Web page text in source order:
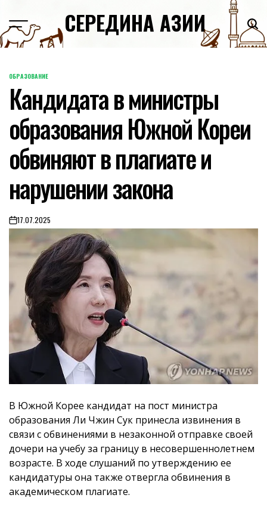
content
СЕРЕДИНА АЗИИ
POSTED
IN
ОБРАЗОВАНИЕ
Кандидата в министры
образования Южной Кореи
обвиняют в плагиате и
нарушении закона
on17.07.2025
В Южной Корее кандидат на пост министра
образования Ли Чжин Сук принесла извинения в
связи с обвинениями в незаконной отправке своей
дочери на учебу за границу в несовершеннолетнем
возрасте. В ходе слушаний по утверждению ее
кандидатуры она также отвергла обвинения в
академическом плагиате.